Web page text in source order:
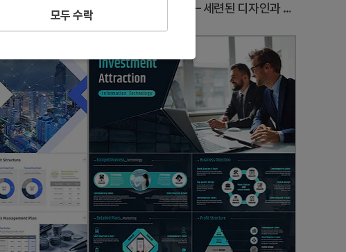
투자유치 에코사업 PPT 템플릿 – 친환경 비즈니스를 위한 세련된 디자인 방향성 IR PPT 템플릿 – 세련된 디자인과 효과적인 프레젠테이션 흐름
#투자유치/ IR
모두 수락